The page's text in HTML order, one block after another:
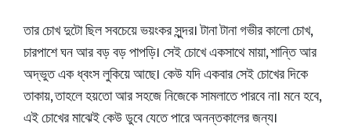
তার চোখ দুটো ছিল সবচেয়ে ভয়ংকর সুন্দর। টানা টানা গভীর কালো চোখ,
চারপাশে ঘন আর বড় বড় পাপড়ি। সেই চোখে একসাথে মায়া, শান্তি আর
অদ্ভুত এক ধ্বংস লুকিয়ে আছে। কেউ যদি একবার সেই চোখের দিকে
তাকায়, তাহলে হয়তো আর সহজে নিজেকে সামলাতে পারবে না। মনে হবে,
এই চোখের মাঝেই কেউ ডুবে যেতে পারে অনন্তকালের জন্য।